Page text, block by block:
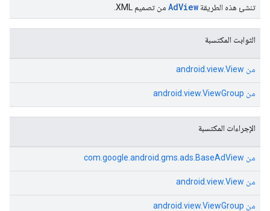
تنشئ هذه الطريقة AdView من تصميم XML.
الثوابت المكتسبة
من android.view.View
من android.view.ViewGroup
الإجراءات المكتسبة
من com.google.android.gms.ads.BaseAdView
من android.view.View
من android.view.ViewGroup